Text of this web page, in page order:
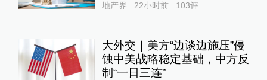
地产界 22小时前 103评
大外交｜美方“边谈边施压”侵
蚀中美战略稳定基础，中方反
制“一日三连”